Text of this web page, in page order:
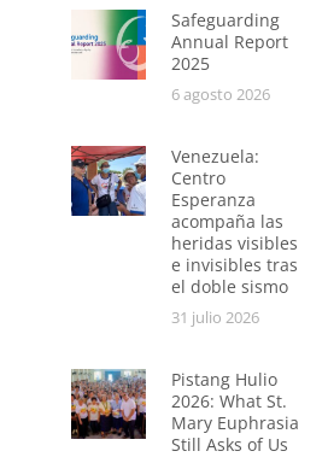
Safeguarding
Annual Report
2025
6 agosto 2026
Venezuela:
Centro
Esperanza
acompaña las
heridas visibles
e invisibles tras
el doble sismo
31 julio 2026
Pistang Hulio
2026: What St.
Mary Euphrasia
Still Asks of Us